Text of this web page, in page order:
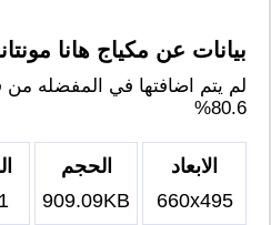
بيانات عن مكياج هانا
لم يتم اضافتها في المفضله من
80.6%
الابعاد
660x495
الحجم
909.09KB